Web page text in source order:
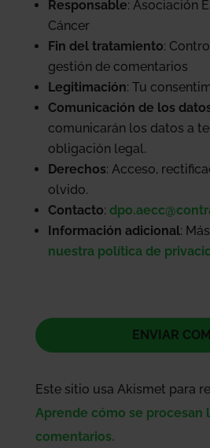
Responsable: Asociación
Cáncer
Fin del tratamiento:
gestión de comentarios
Legitimación: Tu
Comunicación de los
comunicarán los datos a
obligación legal.
Derechos: Acceso,
olvido.
Contacto:
Información adicional:
nuestra política de
Este sitio usa Akismet para
Aprende cómo se procesan
comentarios.